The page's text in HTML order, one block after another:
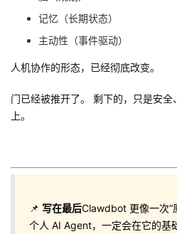
记忆（长期状态）
主动性（事件驱动）
人机协作的形态，已经彻底改变。
门已经被推开了。 剩下的，只是安
上。
📌 写在最后Clawdbot 更像一次“
个人 AI Agent，一定会在它的基